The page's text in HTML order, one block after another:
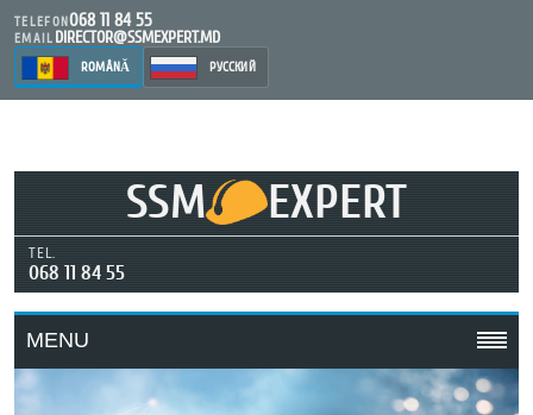
TELEFON068 11 84 55
EMAIL DIRECTOR@SSMEXPERT.MD
ROMÂNĂ РУССКИЙ
SSM EXPERT
TEL.
068 11 84 55
MENU